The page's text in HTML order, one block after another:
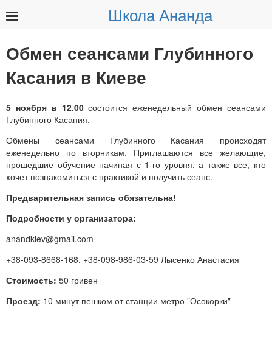
Школа Ананда
Обмен сеансами Глубинного
Касания в Киеве
5 ноября в 12.00состоится еженедельный обмен сеансами
Глубинного Касания.
Обмены сеансами Глубинного Касания происходят
еженедельно по вторникам. Приглашаются все желающие,
прошедшие обучение начиная с 1-го уровня, а также все, кто
хочет познакомиться с практикой и получить сеанс.
Предварительная запись обязательна!
Подробности у организатора:
anandkiev@gmail.com
+38-093-8668-168, +38-098-986-03-59 Лысенко Анастасия
Стоимость: 50 гривен
Проезд: 10 минут пешком от станции метро "Осокорки"